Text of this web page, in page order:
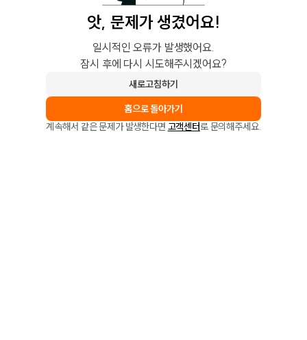
앗, 문제가 생겼어요!
일시적인 오류가 발생했어요.
잠시 후에 다시 시도해주시겠어요?
새로고침하기
홈으로 돌아가기
계속해서 같은 문제가 발생한다면 고객센터로 문의해주세요.